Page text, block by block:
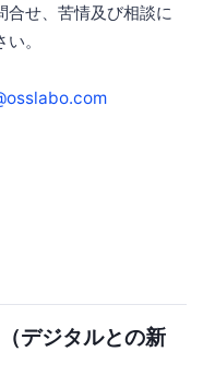
合せ、苦情及び相談に
。
デジタルとの新